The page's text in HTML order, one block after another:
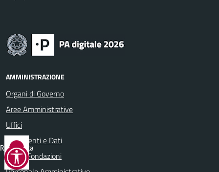
AMMINISTRAZIONE
Organi di Governo
Aree Amministrative
Uffici
Documenti e Dati
Enti e Fondazioni
Reimposta
tutto